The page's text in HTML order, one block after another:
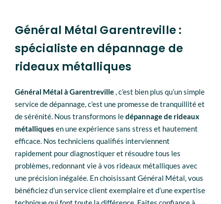
Général Métal Garentreville :
spécialiste en dépannage de
rideaux métalliques
Général Métal à Garentreville, c’est bien plus qu’un simple
service de dépannage, c’est une promesse de tranquillité et
de sérénité. Nous transformons ledépannage de rideaux
métalliques en une expérience sans stress et hautement
efficace. Nos techniciens qualifiés interviennent
rapidement pour diagnostiquer et résoudre tous les
problèmes, redonnant vie à vos rideaux métalliques avec
une précision inégalée. En choisissant Général Métal, vous
bénéficiez d’un service client exemplaire et d’une expertise